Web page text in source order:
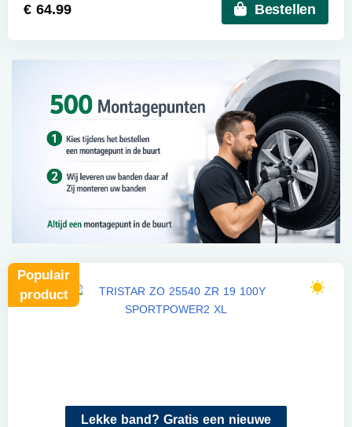
€ 64.99 Bestellen
Lekke band? Gratis een nieuwe
Populair
product